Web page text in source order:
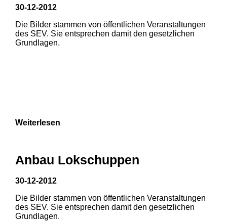
1 2 3
1 2
30-12-2012
Die Bilder stammen von öffentlichen Veranstaltungen
des SEV. Sie entsprechen damit den gesetzlichen
Grundlagen.
Weiterlesen
Anbau Lokschuppen
30-12-2012
Die Bilder stammen von öffentlichen Veranstaltungen
des SEV. Sie entsprechen damit den gesetzlichen
Grundlagen.